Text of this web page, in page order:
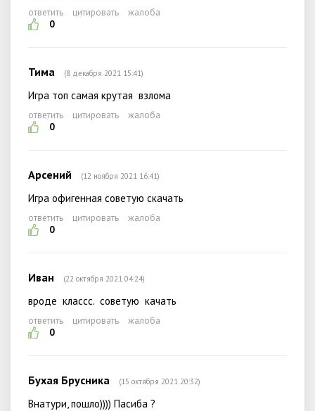
ответить цитировать
жалоба
0
Тима (8 декабря 2021 15:41)
Игра топ самая крутая взлома
ответить цитировать
жалоба
0
Арсений (12 ноября 2021 16:41)
Игра офигенная советую скачать
ответить цитировать
жалоба
0
Иван (22 октября 2021 04:24)
вроде классс. советую качать
ответить цитировать
жалоба
0
Бухая Брусника (15 октября 2021 20:32)
Внатури, пошло)))) Пасиба ?